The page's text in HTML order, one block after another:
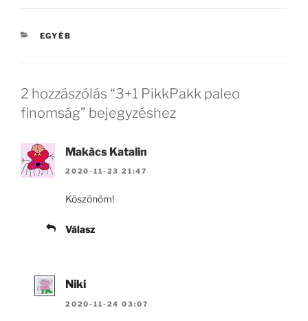
e
o
k
KATEGÓRIÁK
EGYÉB
2 hozzászólás “3+1 PikkPakk paleo
finomság” bejegyzéshez
Makàcs Katalin
2020-11-23 21:47
Köszönöm!
Válasz
Niki
2020-11-24 03:07